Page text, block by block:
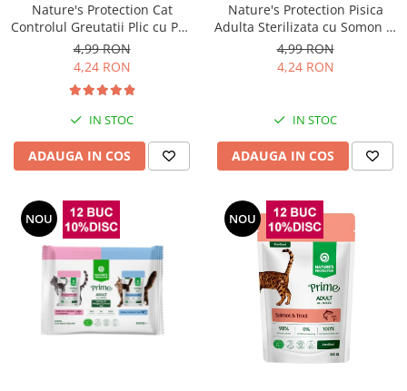
Nature's Protection Cat
Controlul Greutatii Plic cu Pui,
Somon si Ton 100 G
4,99 RON
4,24 RON
IN STOC
ADAUGA IN COS
Nature's Protection Pisica
Adulta Sterilizata cu Somon si
Ierburi 100 Gr
4,99 RON
4,24 RON
IN STOC
ADAUGA IN COS
NOU NOU